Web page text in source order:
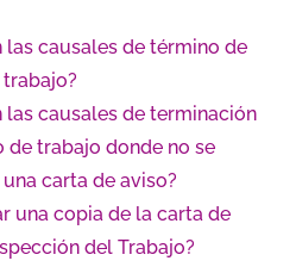
las causales de término de
las causales de terminación
de trabajo donde no se
carta de aviso?
una copia de la carta de
del Trabajo?